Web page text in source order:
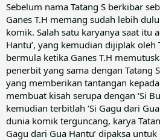
Sebelum nama Tatang S berkibar
Ganes T.H memang sudah lebih
komik. Salah satu karyanya saat itu
Hantu’, yang kemudian dijiplak oleh
bermula ketika Ganes T.H
penerbit yang sama dengan Tatang
yang memberikan tantangan
membuat kisah serupa dengan ‘Si
kemudian terbitlah ‘Si Gagu dari
dunia komik terguncang, karya
Gagu dari Gua Hantu’ dipaksa